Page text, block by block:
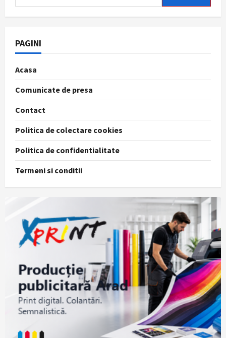
după:
PAGINI
Acasa
Comunicate de presa
Contact
Politica de colectare cookies
Politica de confidentialitate
Termeni si conditii